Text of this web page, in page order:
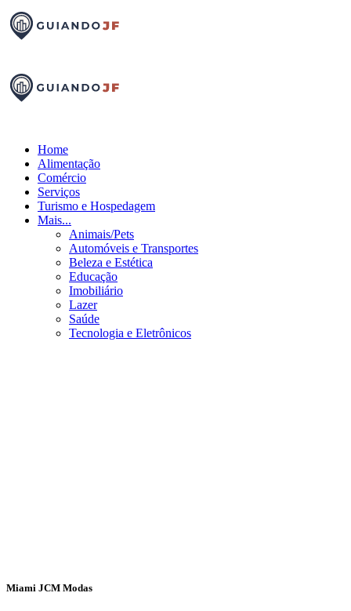
Home
Alimentação
Comércio
Serviços
Turismo e Hospedagem
Mais...
Animais/Pets
Automóveis e Transportes
Beleza e Estética
Educação
Imobiliário
Lazer
Saúde
Tecnologia e Eletrônicos
Miami JCM Modas